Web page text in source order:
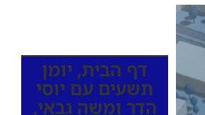
דף הבית, יומן
תשעים עם יוסי
הדר ומשה גבאי,